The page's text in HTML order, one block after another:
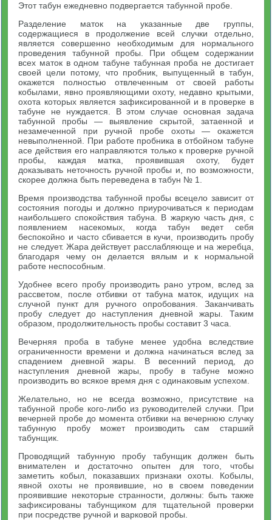
Этот табун ежедневно подвергается табунной пробе.
Разделение маток на указанные две группы,
содержащиеся в продолжение всей случки отдельно,
является совершенно необходимым для нормального
проведения табунной пробы. При общем содержании
всех маток в одном табуне табунная проба не достигает
своей цели потому, что пробник, выпущенный в табун,
окажется полностью отвлеченным от своей работы
кобылами, явно проявляющими охоту, недавно крытыми,
охота которых является зафиксированной и в проверке в
табуне не нуждается. В этом случае основная задача
табунной пробы — выявление скрытой, затаенной и
незамеченной при ручной пробе охоты — окажется
невыполненной. При работе пробника в отбойном табуне
асе действия его направляются только к проверке ручной
пробы, каждая матка, проявившая охоту, будет
доказывать неточность ручной пробы и, по возможности,
скорее должна быть переведена в табун № 1.
Время производства табунной пробы всецело зависит от
состояния погоды и должно приурочиваться к периодам
наибольшего спокойствия табуна. В жаркую часть дня, с
появлением насекомых, когда табун ведет себя
беспокойно и часто сбивается в кучи, производить пробу
не следует. Жара действует расслабляюще и на жеребца,
благодаря чему он делается вялым и к нормальной
работе неспособным.
Удобнее всего пробу производить рано утром, вслед за
рассветом, после отбивки от табуна маток, идущих на
случной пункт для ручного опробования. Заканчивать
пробу следует до наступления дневной жары. Таким
образом, продолжительность пробы составит 3 часа.
Вечерняя проба в табуне менее удобна вследствие
ограниченности времени и должна начинаться вслед за
спадением дневной жары. В весенний период, до
наступления дневной жары, пробу в табуне можно
производить во всякое время дня с одинаковым успехом.
Желательно, но не всегда возможно, присутствие на
табунной пробе кого-либо из руководителей случки. При
вечерней пробе до момента отбивки на вечернюю случку
табунную пробу может производить сам старший
табунщик.
Проводящий табунную пробу табунщик должен быть
внимателен и достаточно опытен для того, чтобы
заметить кобыл, показавших признаки охоты. Кобылы,
явной охоты не проявившие, но в своем поведении
проявившие некоторые странности, должны: быть также
зафиксированы табунщиком для тщательной проверки
при посредстве ручной и варковой пробы.